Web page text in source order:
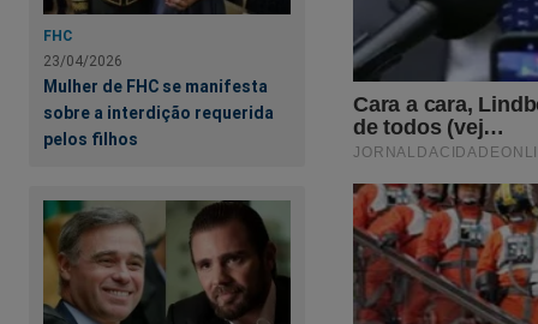
FHC
23/04/2026
Mulher de FHC se manifesta
sobre a interdição requerida
pelos filhos